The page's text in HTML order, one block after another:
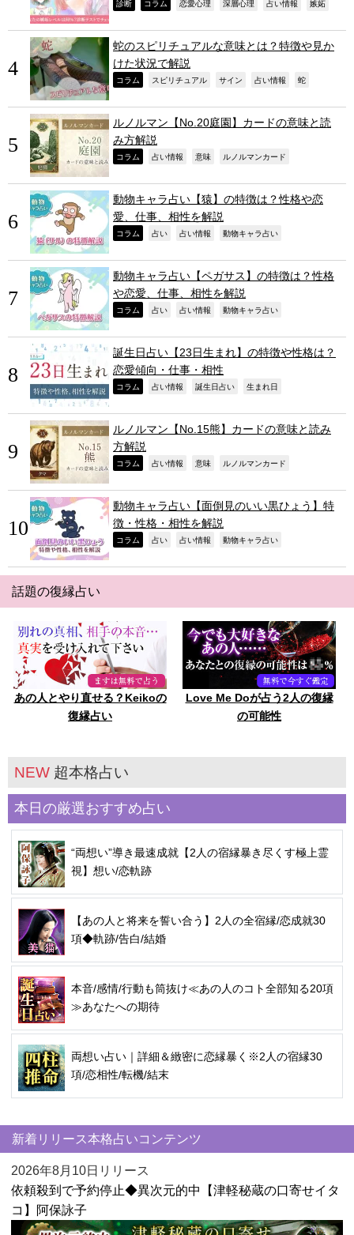
診断 コラム 恋愛心理 深層心理 占い情報 嫉妬
蛇のスピリチュアルな意味とは？特徴や見か
けた状況で解説
コラム スピリチュアル サイン 占い情報 蛇
ルノルマン【No.20庭園】カードの意味と読
み方解説
コラム 占い情報 意味 ルノルマンカード
動物キャラ占い【猿】の特徴は？性格や恋
愛、仕事、相性を解説
コラム 占い 占い情報 動物キャラ占い
動物キャラ占い【ペガサス】の特徴は？性格
や恋愛、仕事、相性を解説
コラム 占い 占い情報 動物キャラ占い
誕生日占い【23日生まれ】の特徴や性格は？
恋愛傾向・仕事・相性
コラム 占い情報 誕生日占い 生まれ日
ルノルマン【No.15熊】カードの意味と読み
方解説
コラム 占い情報 意味 ルノルマンカード
動物キャラ占い【面倒見のいい黒ひょう】特
徴・性格・相性を解説
コラム 占い 占い情報 動物キャラ占い
話題の復縁占い
あの人とやり直せる？Keikoの
復縁占い
Love Me Doが占う2人の復縁
の可能性
NEW 超本格占い
本日の厳選おすすめ占い
“両想い”導き最速成就【2人の宿縁暴き尽くす極上霊
視】想い/恋軌跡
【あの人と将来を誓い合う】2人の全宿縁/恋成就30
項◆軌跡/告白/結婚
本音/感情/行動も筒抜け≪あの人のコト全部知る20項
≫あなたへの期待
両想い占い｜詳細＆緻密に恋縁暴く※2人の宿縁30
項/恋相性/転機/結末
新着リリース本格占いコンテンツ
2026年8月10日リリース
依頼殺到で予約停止◆異次元的中【津軽秘蔵の口寄せイタ
コ】阿保詠子